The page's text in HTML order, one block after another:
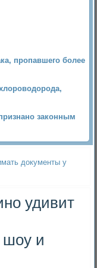
пропавшего более
законным
документы у
удивит
и